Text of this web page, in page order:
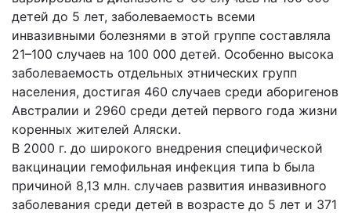
детей до 5 лет, заболеваемость всеми
инвазивными болезнями в этой группе составляла
21–100 случаев на 100 000 детей. Особенно высока
заболеваемость отдельных этнических групп
населения, достигая 460 случаев среди аборигенов
Австралии и 2960 среди детей первого года жизни
коренных жителей Аляски.
В 2000 г. до широкого внедрения специфической
вакцинации гемофильная инфекция типа b была
причиной 8,13 млн. случаев развития инвазивного
заболевания среди детей в возрасте до 5 лет и 371